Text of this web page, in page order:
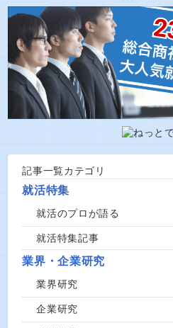
記事一覧カテゴリ
就活特集
就活のプロが語る
就活特集記事
業界・企業研究
業界研究
企業研究